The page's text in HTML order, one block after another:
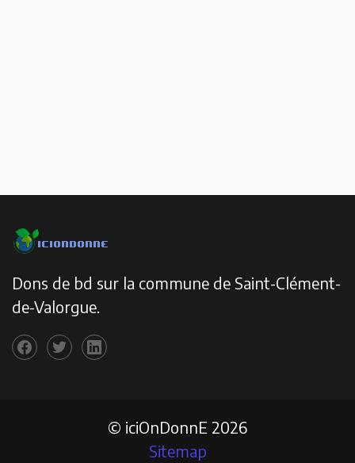
Dons de bd sur la commune de Saint-Clément-
de-Valorgue.
© iciOnDonnE 2026
Sitemap